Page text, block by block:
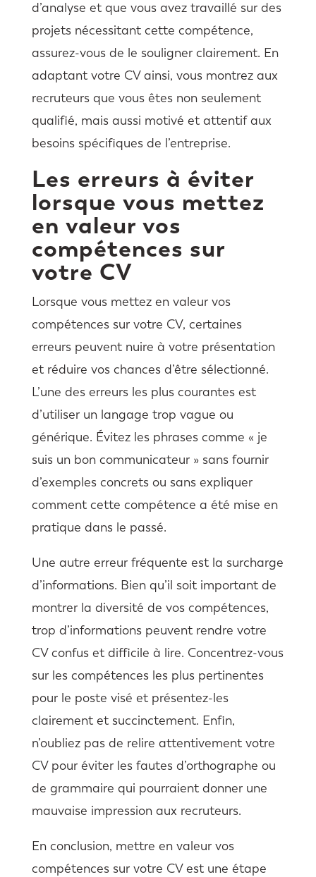
d’analyse et que vous avez travaillé sur des
projets nécessitant cette compétence,
assurez-vous de le souligner clairement. En
adaptant votre CV ainsi, vous montrez aux
recruteurs que vous êtes non seulement
qualifié, mais aussi motivé et attentif aux
besoins spécifiques de l’entreprise.
Les erreurs à éviter
lorsque vous mettez
en valeur vos
compétences sur
votre CV
Lorsque vous mettez en valeur vos
compétences sur votre CV, certaines
erreurs peuvent nuire à votre présentation
et réduire vos chances d’être sélectionné.
L’une des erreurs les plus courantes est
d’utiliser un langage trop vague ou
générique. Évitez les phrases comme « je
suis un bon communicateur » sans fournir
d’exemples concrets ou sans expliquer
comment cette compétence a été mise en
pratique dans le passé.
Une autre erreur fréquente est la surcharge
d’informations. Bien qu’il soit important de
montrer la diversité de vos compétences,
trop d’informations peuvent rendre votre
CV confus et difficile à lire. Concentrez-vous
sur les compétences les plus pertinentes
pour le poste visé et présentez-les
clairement et succinctement. Enfin,
n’oubliez pas de relire attentivement votre
CV pour éviter les fautes d’orthographe ou
de grammaire qui pourraient donner une
mauvaise impression aux recruteurs.
En conclusion, mettre en valeur vos
compétences sur votre CV est une étape